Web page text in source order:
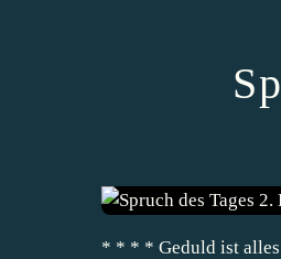
* * * * Geduld ist